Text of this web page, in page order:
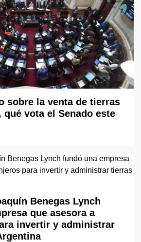
sobre la venta de tierras
qué vota el Senado este
Benegas Lynch
que asesora a
invertir y administrar